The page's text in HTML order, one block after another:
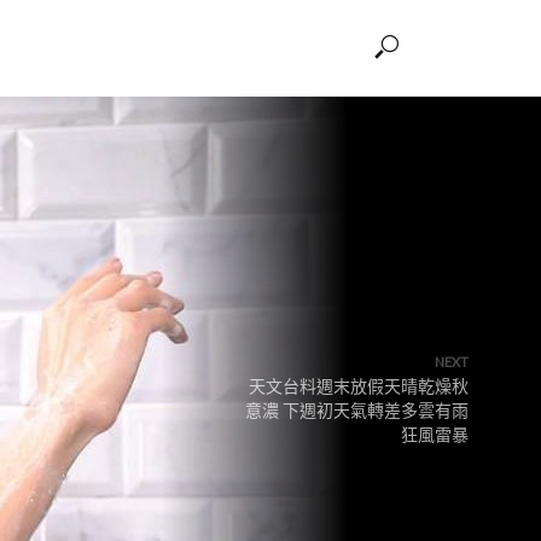
NEXT
天文台料週末放假天晴乾燥秋
意濃 下週初天氣轉差多雲有雨
狂風雷暴